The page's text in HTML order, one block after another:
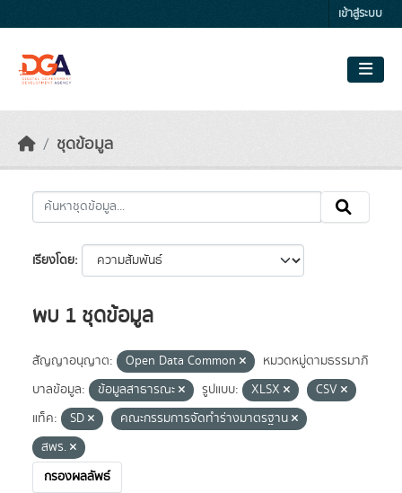
เข้าสู่ระบบ
ชุดข้อมูล
เรียงโดย
พบ 1 ชุดข้อมูล
สัญญาอนุญาต: Open Data Common
หมวดหมู่ตามธรรมาภิ
บาลข้อมูล:
ข้อมูลสาธารณะ รูปแบบ: XLSX
CSV
แท็ค:
SD
คณะกรรมการจัดทำร่างมาตรฐาน
สพร.
กรองผลลัพธ์